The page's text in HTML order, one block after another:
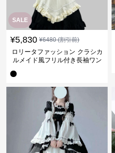
SALE
¥5,830 ¥6480(割引前)
ロリータファッション クラシカ
ルメイド風フリル付き長袖ワン